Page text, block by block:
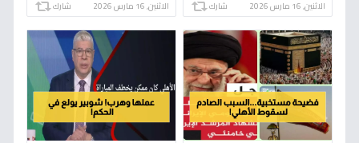
الاثنين, 16 مارس 2026 شارك الاثنين, 16 مارس 2026 شارك